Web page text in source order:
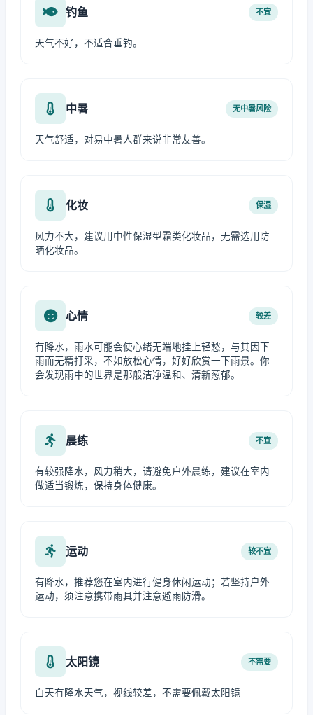
钓鱼 不宜
天气不好，不适合垂钓。
中暑 无中暑风险
天气舒适，对易中暑人群来说非常友善。
化妆 保湿
风力不大，建议用中性保湿型霜类化妆品，无需选用防
晒化妆品。
心情 较差
有降水，雨水可能会使心绪无端地挂上轻愁，与其因下
雨而无精打采，不如放松心情，好好欣赏一下雨景。你
会发现雨中的世界是那般洁净温和、清新葱郁。
晨练 不宜
有较强降水，风力稍大，请避免户外晨练，建议在室内
做适当锻炼，保持身体健康。
运动 较不宜
有降水，推荐您在室内进行健身休闲运动；若坚持户外
运动，须注意携带雨具并注意避雨防滑。
太阳镜 不需要
白天有降水天气，视线较差，不需要佩戴太阳镜